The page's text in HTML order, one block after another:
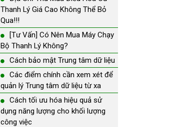
Thanh Lý Giá Cao Không Thể Bỏ
Qua!!!
[Tư Vấn] Có Nên Mua Máy Chạy
Bộ Thanh Lý Không?
Cách bảo mật Trung tâm dữ liệu
Các điểm chính cần xem xét để
quản lý Trung tâm dữ liệu từ xa
Cách tối ưu hóa hiệu quả sử
dụng năng lượng cho khối lượng
công việc